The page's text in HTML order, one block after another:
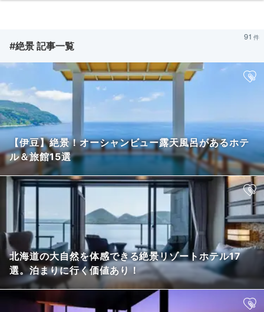
#絶景 記事一覧
91
【伊豆】絶景！オーシャンビュー露天風呂があるホテ
ル＆旅館15選
北海道の大自然を体感できる絶景リゾートホテル17
選。泊まりに行く価値あり！